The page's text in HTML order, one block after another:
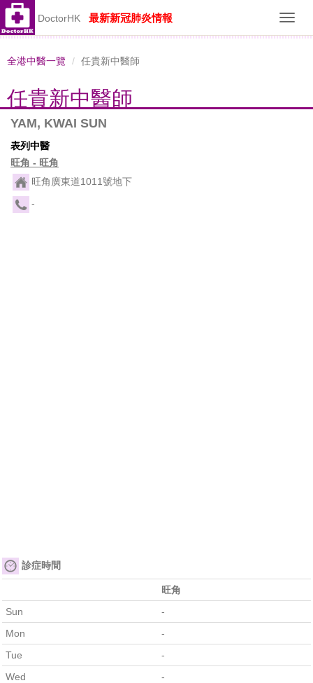
DoctorHK 最新新冠肺炎情報
全港中醫一覽 任貴新中醫師
任貴新中醫師
YAM, KWAI SUN
表列中醫
旺角 - 旺角
旺角廣東道1011號地下
-
診症時間
旺角
Sun
-
Mon
-
Tue
-
Wed
-